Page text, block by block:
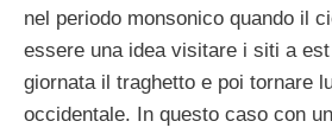
nel periodo monsonico quando il
essere una idea visitare i siti a
giornata il traghetto e poi tornare
occidentale. In questo caso con